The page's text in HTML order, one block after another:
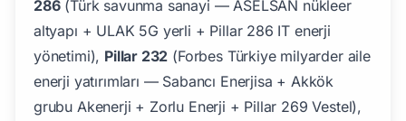
286(Türk savunma sanayi — ASELSAN nükleer
altyapı + ULAK 5G yerli + Pillar 286 IT enerji
yönetimi), Pillar 232 (Forbes Türkiye milyarder aile
enerji yatırımları — Sabancı Enerjisa + Akkök
grubu Akenerji + Zorlu Enerji + Pillar 269 Vestel),